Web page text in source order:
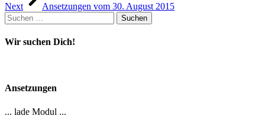
Next
Ansetzungen vom 30. August 2015
Suchen
nach:
Wir suchen Dich!
Ansetzungen
... lade Modul ...